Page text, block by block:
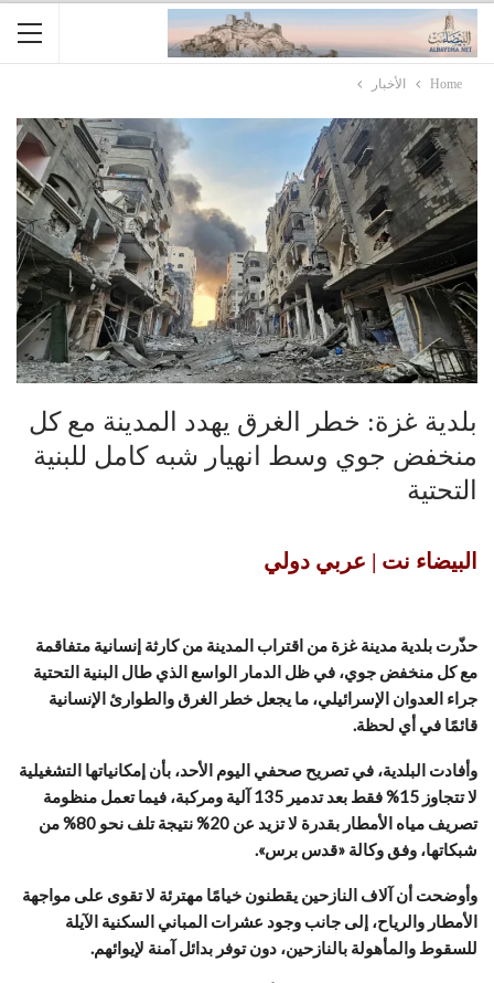
Home الأخبار
بلدية غزة: خطر الغرق يهدد المدينة مع كل
منخفض جوي وسط انهيار شبه كامل للبنية
التحتية
البيضاء نت | عربي دولي
حذّرت بلدية مدينة غزة من اقتراب المدينة من كارثة إنسانية متفاقمة
مع كل منخفض جوي، في ظل الدمار الواسع الذي طال البنية التحتية
جراء العدوان الإسرائيلي، ما يجعل خطر الغرق والطوارئ الإنسانية
قائمًا في أي لحظة.
وأفادت البلدية، في تصريح صحفي اليوم الأحد، بأن إمكانياتها التشغيلية
لا تتجاوز 15% فقط بعد تدمير 135 آلية ومركبة، فيما تعمل منظومة
تصريف مياه الأمطار بقدرة لا تزيد عن 20% نتيجة تلف نحو 80% من
شبكاتها، وفق وكالة «قدس برس».
وأوضحت أن آلاف النازحين يقطنون خيامًا مهترئة لا تقوى على مواجهة
الأمطار والرياح، إلى جانب وجود عشرات المباني السكنية الآيلة
للسقوط والمأهولة بالنازحين، دون توفر بدائل آمنة لإيوائهم.